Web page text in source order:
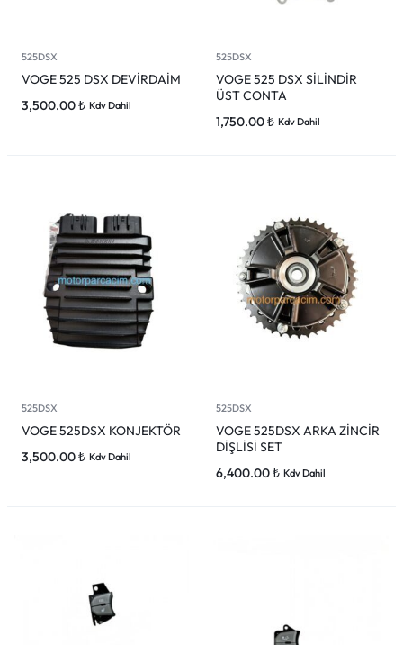
525DSX
VOGE 525 DSX DEVİRDAİM
3,500.00₺ Kdv Dahil
525DSX
VOGE 525 DSX SİLİNDİR
ÜST CONTA
1,750.00₺ Kdv Dahil
525DSX
VOGE 525DSX KONJEKTÖR
3,500.00₺ Kdv Dahil
525DSX
VOGE 525DSX ARKA ZİNCİR
DİŞLİSİ SET
6,400.00₺ Kdv Dahil